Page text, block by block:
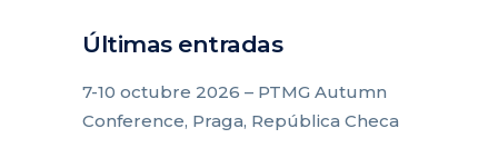
Últimas entradas
7-10 octubre 2026 – PTMG Autumn
Conference, Praga, República Checa